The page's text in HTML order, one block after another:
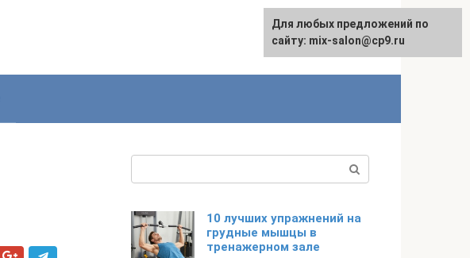
10 лучших упражнений на
грудные мышцы в
тренажерном зале
Для любых предложений по
сайту: mix-salon@cp9.ru